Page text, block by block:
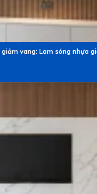
vang: Lam sóng nhựa